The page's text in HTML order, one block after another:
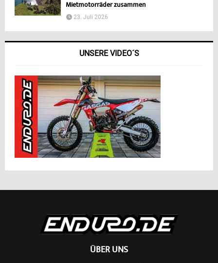
Mietmotorräder zusammen
23. Juli 2026
UNSERE VIDEO´S
ÜBER UNS